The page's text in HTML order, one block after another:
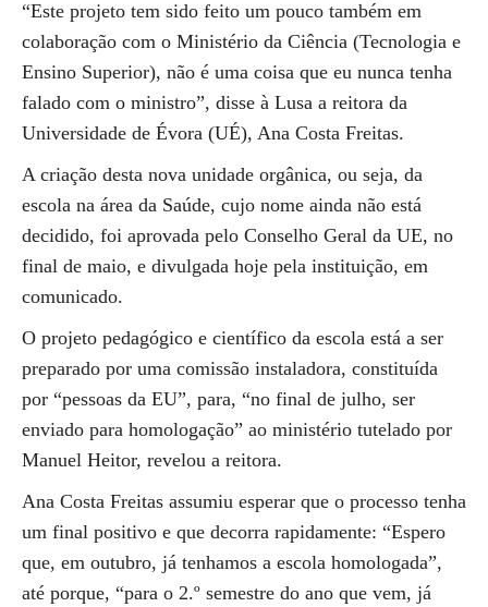
“Este projeto tem sido feito um pouco também em
colaboração com o Ministério da Ciência (Tecnologia e
Ensino Superior), não é uma coisa que eu nunca tenha
falado com o ministro”, disse à Lusa a reitora da
Universidade de Évora (UÉ), Ana Costa Freitas.
A criação desta nova unidade orgânica, ou seja, da
escola na área da Saúde, cujo nome ainda não está
decidido, foi aprovada pelo Conselho Geral da UE, no
final de maio, e divulgada hoje pela instituição, em
comunicado.
O projeto pedagógico e científico da escola está a ser
preparado por uma comissão instaladora, constituída
por “pessoas da EU”, para, “no final de julho, ser
enviado para homologação” ao ministério tutelado por
Manuel Heitor, revelou a reitora.
Ana Costa Freitas assumiu esperar que o processo tenha
um final positivo e que decorra rapidamente: “Espero
que, em outubro, já tenhamos a escola homologada”,
até porque, “para o 2.º semestre do ano que vem, já